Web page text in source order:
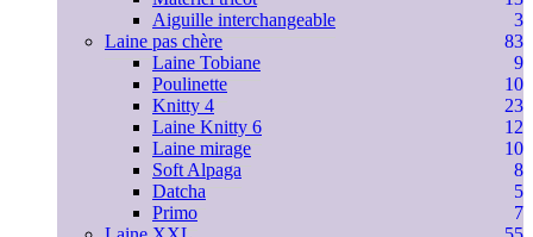
Aiguille interchangeable
3
Laine pas chère
83
Laine Tobiane
9
Poulinette
10
Knitty 4
23
Laine Knitty 6
12
Laine mirage
10
Soft Alpaga
8
Datcha
5
Primo
7